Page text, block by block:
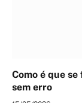
Como é que
sem erro